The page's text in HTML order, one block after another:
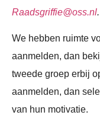
Raadsgriffie@oss.nl.
We hebben ruimte
aanmelden, dan
tweede groep erbij
aanmelden, dan
van hun motivatie.